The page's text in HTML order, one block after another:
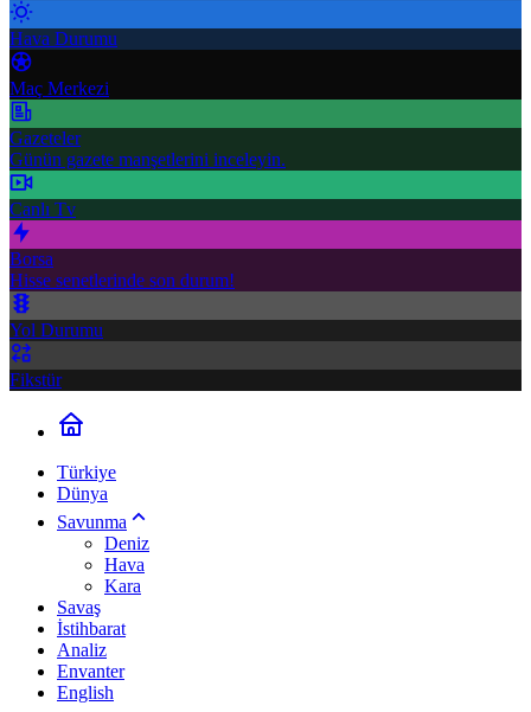
Hava Durumu
Maç Merkezi
Gazeteler
Günün gazete manşetlerini inceleyin.
Canlı Tv
Borsa
Hisse senetlerinde son durum!
Yol Durumu
Fikstür
Türkiye
Dünya
Savunma
Deniz
Hava
Kara
Savaş
İstihbarat
Analiz
Envanter
English